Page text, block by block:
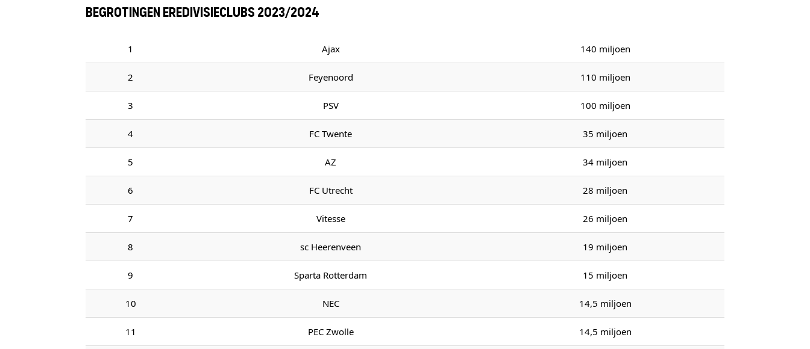
Begrotingen Eredivisieclubs 2023/2024
1 Ajax 140 miljoen
2 Feyenoord 110 miljoen
3 PSV 100 miljoen
4 FC Twente 35 miljoen
5 AZ 34 miljoen
6 FC Utrecht 28 miljoen
7 Vitesse 26 miljoen
8 sc Heerenveen 19 miljoen
9 Sparta Rotterdam 15 miljoen
10 NEC 14,5 miljoen
11 PEC Zwolle 14,5 miljoen